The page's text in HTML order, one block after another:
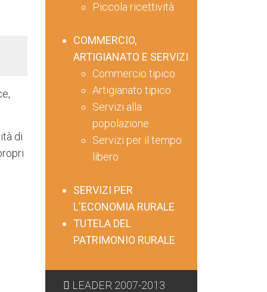
di
Piccola ricettività
COMMERCIO,
ARTIGIANATO E SERVIZI
Commercio tipico
Artigianato tipico
Servizi alla
popolazione
Servizi per il tempo
libero
SERVIZI PER
L'ECONOMIA RURALE
TUTELA DEL
PATRIMONIO RURALE
LEADER 2007-2013